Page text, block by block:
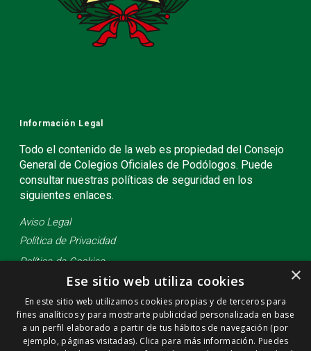
Información Legal
Todo el contenido de la web es propiedad del Consejo
General de Colegios Oficiales de Podólogos. Puede
consultar nuestras políticas de seguridad en los
siguientes enlaces.
Aviso Legal
Política de Privacidad
Política de Cookies
×
Ese sitio web utiliza cookies
En este sitio web utilizamos cookies propias y de terceros para
fines analíticos y para mostrarte publicidad personalizada en base
a un perfil elaborado a partir de tus hábitos de navegación (por
ejemplo, páginas visitadas). Clica para más información. Puedes